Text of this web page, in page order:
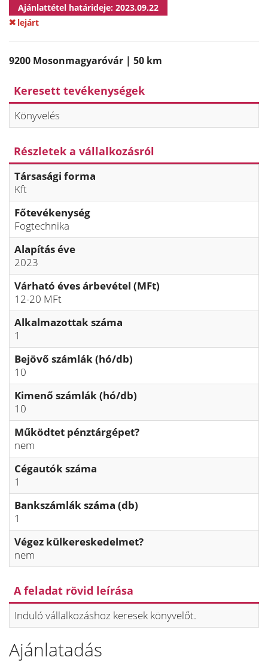
Ajánlattétel határideje: 2023.09.22
lejárt
9200 Mosonmagyaróvár | 50 km
Keresett tevékenységek
Könyvelés
Részletek a vállalkozásról
Társasági forma
Kft
Főtevékenység
Fogtechnika
Alapítás éve
2023
Várható éves árbevétel (MFt)
12-20 MFt
Alkalmazottak száma
1
Bejövő számlák (hó/db)
10
Kimenő számlák (hó/db)
10
Működtet pénztárgépet?
nem
Cégautók száma
1
Bankszámlák száma (db)
1
Végez külkereskedelmet?
nem
A feladat rövid leírása
Induló vállalkozáshoz keresek könyvelőt.
Ajánlatadás